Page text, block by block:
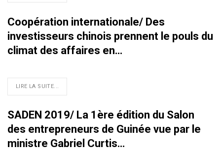
Coopération internationale/ Des
investisseurs chinois prennent le pouls du
climat des affaires en…
LIRE LA SUITE...
SADEN 2019/ La 1ère édition du Salon
des entrepreneurs de Guinée vue par le
ministre Gabriel Curtis…